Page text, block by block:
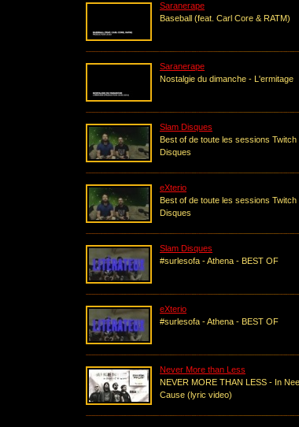
Saranerape
Baseball (feat. Carl Core & RATM)
Saranerape
Nostalgie du dimanche - L'ermitage
Slam Disques
Best of de toute les sessions Twitch
Disques
eXterio
Best of de toute les sessions Twitch
Disques
Slam Disques
#surlesofa - Athena - BEST OF
eXterio
#surlesofa - Athena - BEST OF
Never More than Less
NEVER MORE THAN LESS - In
Cause (lyric video)